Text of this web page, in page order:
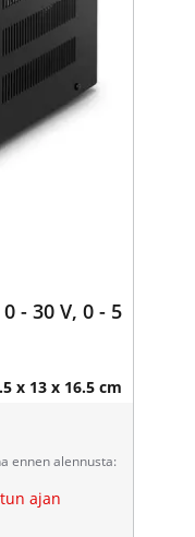
- 30 V, 0 - 5
x 13 x 16.5 cm
ennen alennusta:
ajan